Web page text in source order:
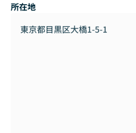
所在地
東京都目黒区大橋1-5-1